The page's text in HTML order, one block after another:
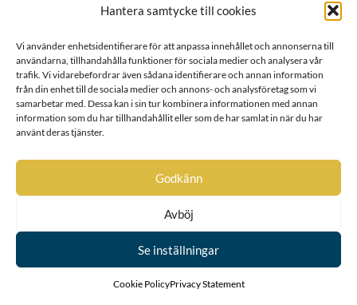
Hantera samtycke till cookies
Vi använder enhetsidentifierare för att anpassa innehållet och annonserna till
användarna, tillhandahålla funktioner för sociala medier och analysera vår
trafik. Vi vidarebefordrar även sådana identifierare och annan information
från din enhet till de sociala medier och annons- och analysföretag som vi
samarbetar med. Dessa kan i sin tur kombinera informationen med annan
information som du har tillhandahållit eller som de har samlat in när du har
använt deras tjänster.
Godkänn
Avböj
Se inställningar
Cookie PolicyPrivacy Statement
von Buddenbrock
214
Bunge
1737
Bungencrona
Ointroducerad
Burguer von Ritterstein
1727
von Burguer
190
Burguer von Ritterstein
Ointroducerad
von Bähr
1854
von Böhnen
1795
Caménsköld
Campbell
von Campenhausen
1877 B
Carleson
Carlheim sedermera Carlheim-Gyllensköld
1890 B
Carlsköld
von Carlsson